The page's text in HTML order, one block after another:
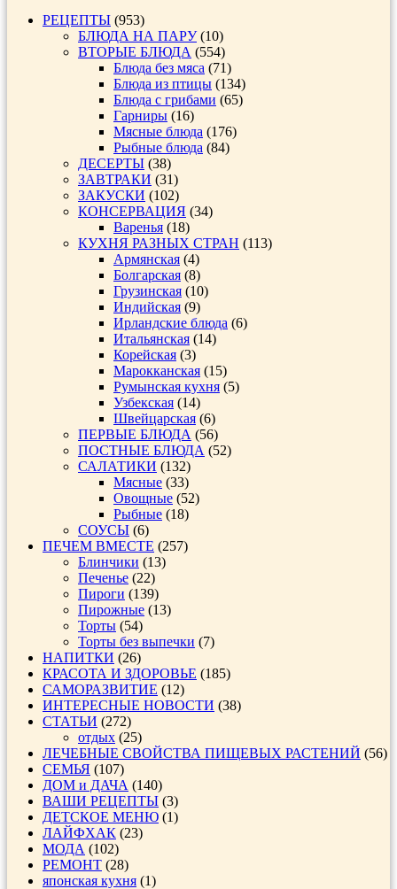
РЕЦЕПТЫ (953)
БЛЮДА НА ПАРУ(10)
ВТОРЫЕ БЛЮДА (554)
Блюда без мяса (71)
Блюда из птицы (134)
Блюда с грибами (65)
Гарниры (16)
Мясные блюда (176)
Рыбные блюда (84)
ДЕСЕРТЫ (38)
ЗАВТРАКИ (31)
ЗАКУСКИ (102)
КОНСЕРВАЦИЯ (34)
Варенья (18)
КУХНЯ РАЗНЫХ СТРАН (113)
Армянская (4)
Болгарская (8)
Грузинская (10)
Индийская (9)
Ирландские блюда (6)
Итальянская (14)
Корейская (3)
Марокканская (15)
Румынская кухня (5)
Узбекская (14)
Швейцарская (6)
ПЕРВЫЕ БЛЮДА (56)
ПОСТНЫЕ БЛЮДА (52)
САЛАТИКИ (132)
Мясные (33)
Овощные (52)
Рыбные (18)
СОУСЫ (6)
ПЕЧЕМ ВМЕСТЕ (257)
Блинчики (13)
Печенье (22)
Пироги (139)
Пирожные (13)
Торты (54)
Торты без выпечки (7)
НАПИТКИ (26)
КРАСОТА И ЗДОРОВЬЕ (185)
САМОРАЗВИТИЕ (12)
ИНТЕРЕСНЫЕ НОВОСТИ (38)
СТАТЬИ (272)
отдых (25)
ЛЕЧЕБНЫЕ СВОЙСТВА ПИЩЕВЫХ РАСТЕНИЙ (56)
СЕМЬЯ (107)
ДОМ и ДАЧА (140)
ВАШИ РЕЦЕПТЫ (3)
ДЕТСКОЕ МЕНЮ (1)
ЛАЙФХАК (23)
МОДА (102)
РЕМОНТ (28)
японская кухня (1)